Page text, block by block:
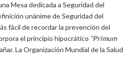
Mesa dedicada a Seguridad del
unánime de Seguridad del
fácil de recordar la prevención del
el principio hipocrático “Primum
La Organización Mundial de la Salud